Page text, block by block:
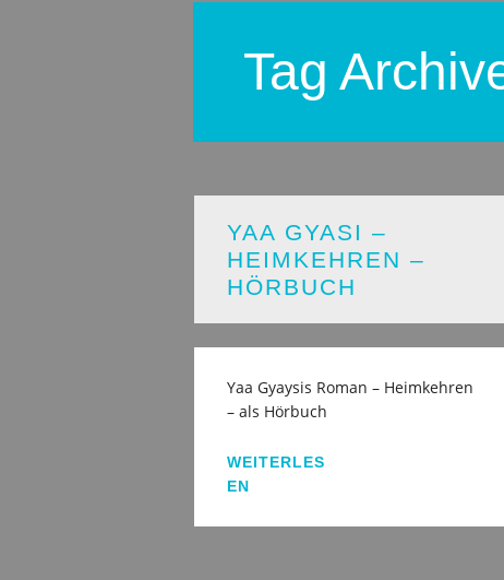
Tag
YAA GYASI –
HEIMKEHREN –
HÖRBUCH
Yaa Gyaysis Roman – Heimkehren
– als Hörbuch
WEITERLES
EN